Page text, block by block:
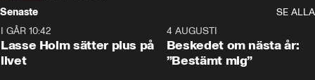
Senaste
SE ALLA
I GÅR 10:42
Lasse Holm sätter plus på
livet
4 AUGUSTI
Beskedet om nästa år:
”Bestämt mig”